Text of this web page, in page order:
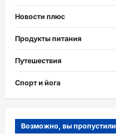
Новости плюс
Продукты питания
Путешествия
Спорт и йога
Возможно, вы пропустили